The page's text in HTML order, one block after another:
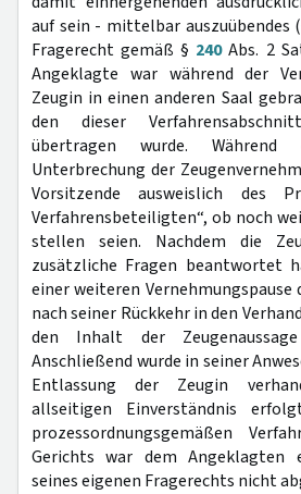
auf sein - mittelbar auszuübendes
Fragerecht gemäß § 240Abs. 2
Angeklagte war während der
Zeugin in einen anderen Saal
den dieser
übertragen wurde. Während
Unterbrechung der
Vorsitzende ausweislich des
Verfahrensbeteiligten“, ob noch
stellen seien. Nachdem die
zusätzliche Fragen beantwortet
einer weiteren Vernehmungspause
nach seiner Rückkehr in den
den Inhalt der
Anschließend wurde in seiner
Entlassung der Zeugin
allseitigen Einverständnis
prozessordnungsgemäßen
Gerichts war dem Angeklagten
seines eigenen Fragerechts nicht